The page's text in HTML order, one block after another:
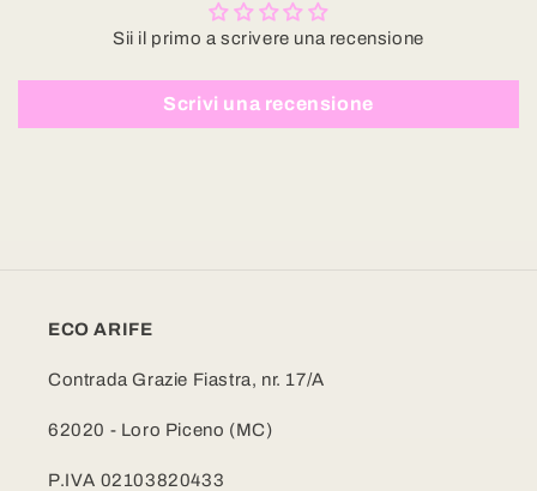
Sii il primo a scrivere una recensione
Scrivi una recensione
ECO ARIFE
Contrada Grazie Fiastra, nr. 17/A
62020 - Loro Piceno (MC)
P.IVA 02103820433